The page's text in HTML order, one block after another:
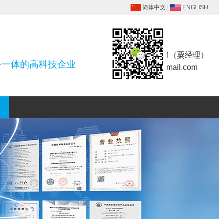
简体中文 ENGLISH
体的高科技企业
联系方式
18025455914（粟经理）
szsdlcx@foxmail.com